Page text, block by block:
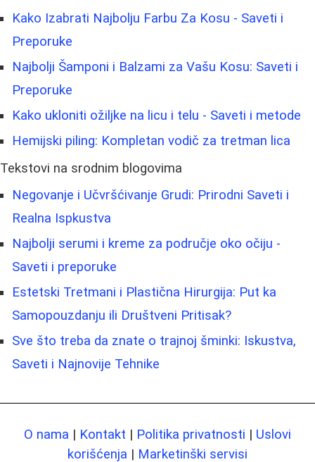
Kako Izabrati Najbolju Farbu Za Kosu - Saveti i
Preporuke
Najbolji Šamponi i Balzami za Vašu Kosu: Saveti i
Preporuke
Kako ukloniti ožiljke na licu i telu - Saveti i metode
Hemijski piling: Kompletan vodič za tretman lica
Tekstovi na srodnim blogovima
Negovanje i Učvršćivanje Grudi: Prirodni Saveti i
Realna Ispkustva
Najbolji serumi i kreme za područje oko očiju -
Saveti i preporuke
Estetski Tretmani i Plastična Hirurgija: Put ka
Samopouzdanju ili Društveni Pritisak?
Sve što treba da znate o trajnoj šminki: Iskustva,
Saveti i Najnovije Tehnike
O nama | Kontakt | Politika privatnosti | Uslovi
korišćenja | Marketinški servisi